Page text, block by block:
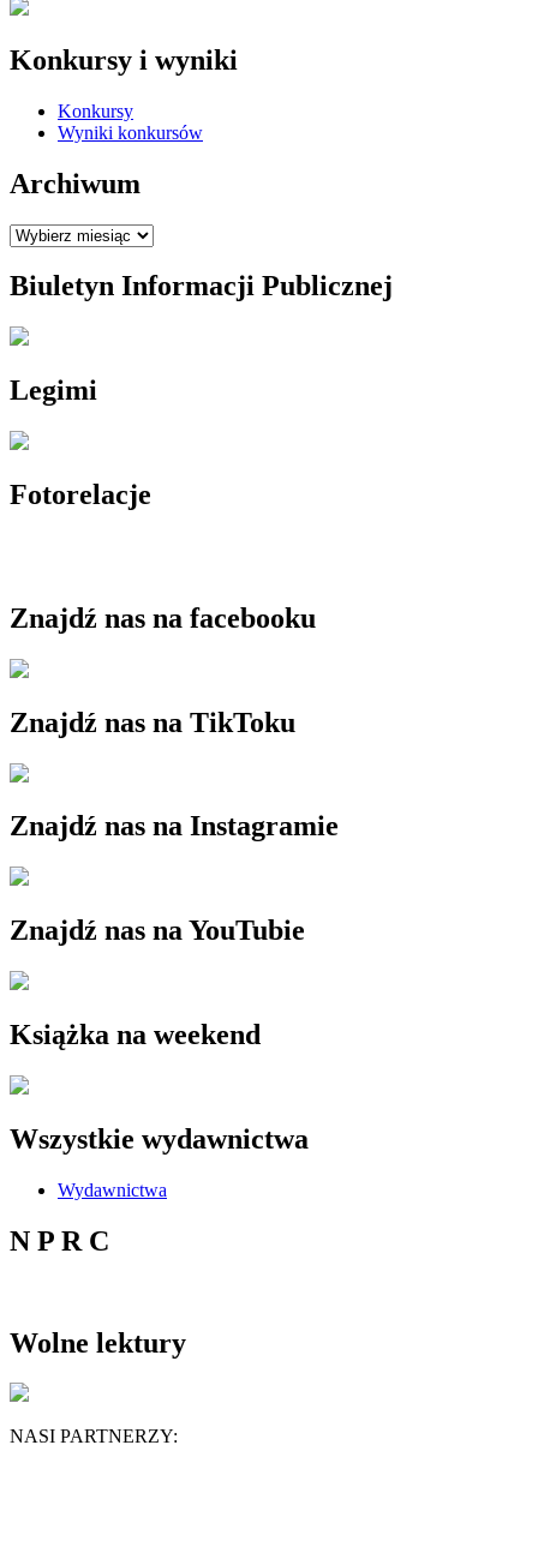
Konkursy i wyniki
Konkursy
Wyniki konkursów
Archiwum
Archiwum
Biuletyn Informacji Publicznej
Legimi
Fotorelacje
Znajdź nas na facebooku
Znajdź nas na TikToku
Znajdź nas na Instagramie
Znajdź nas na YouTubie
Książka na weekend
Wszystkie wydawnictwa
Wydawnictwa
N P R C
Wolne lektury
NASI PARTNERZY: